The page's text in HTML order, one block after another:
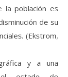
la población es
de su
(Ekstrom,
y a una